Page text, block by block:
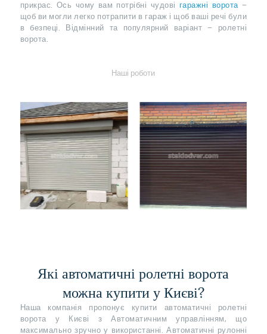
прикрас. Ось чому вам потрібні чудові гаражні ворота –
щоб ви могли легко потрапити в гараж і щоб ваші речі були
в безпеці. Відмінний та популярний варіант – ролетні
ворота.
Наші роботи
Які автоматичні ролетні ворота
можна купити у Києві?
Наша компанія пропонує купити автоматичні ролетні
ворота у Києві з Автоматичним управлінням, що
максимально зручно у використанні. Автоматичні рулонні